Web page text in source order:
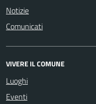
Notizie
Comunicati
VIVERE IL COMUNE
Luoghi
Eventi